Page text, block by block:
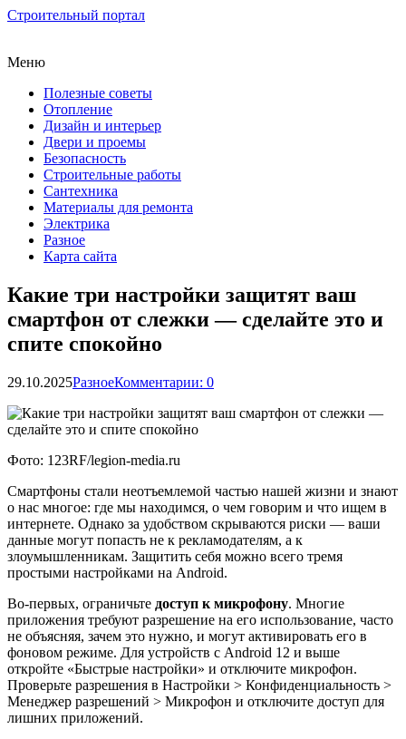
Строительный портал
Меню
Полезные советы
Отопление
Дизайн и интерьер
Двери и проемы
Безопасность
Строительные работы
Сантехника
Материалы для ремонта
Электрика
Разное
Карта сайта
Какие три настройки защитят ваш
смартфон от слежки — сделайте это и
спите спокойно
29.10.2025РазноеКомментарии: 0
Фото: 123RF/legion-media.ru
Смартфоны стали неотъемлемой частью нашей жизни и знают
о нас многое: где мы находимся, о чем говорим и что ищем в
интернете. Однако за удобством скрываются риски — ваши
данные могут попасть не к рекламодателям, а к
злоумышленникам. Защитить себя можно всего тремя
простыми настройками на Android.
Во-первых, ограничьте доступ к микрофону. Многие
приложения требуют разрешение на его использование, часто
не объясняя, зачем это нужно, и могут активировать его в
фоновом режиме. Для устройств с Android 12 и выше
откройте «Быстрые настройки» и отключите микрофон.
Проверьте разрешения в Настройки > Конфиденциальность >
Менеджер разрешений > Микрофон и отключите доступ для
лишних приложений.